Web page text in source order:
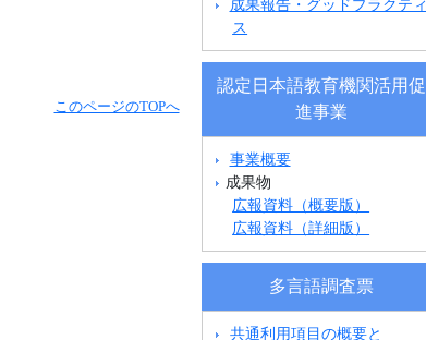
このページのTOPへ
成果報告・グッドプラクティ
ス
認定日本語教育機関活用促
進事業
事業概要
成果物
広報資料（概要版）
広報資料（詳細版）
多言語調査票
共通利用項目の概要と